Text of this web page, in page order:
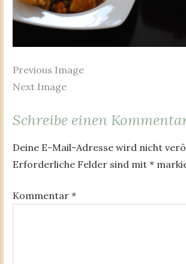
Previous Image
Next Image
Schreibe einen
Deine E-Mail-Adresse wird nicht
Erforderliche Felder sind mit *
Kommentar *